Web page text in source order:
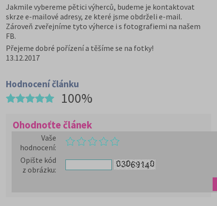
Jakmile vybereme pětici výherců, budeme je kontaktovat
skrze e-mailové adresy, ze které jsme obdrželi e-mail.
Zároveň zveřejníme tyto výherce i s fotografiemi na našem
FB.
Přejeme dobré pořízení a těšíme se na fotky!
13.12.2017
Hodnocení článku
100%
Ohodnoťte článek
Vaše
hodnocení:
Opište kód
z obrázku: